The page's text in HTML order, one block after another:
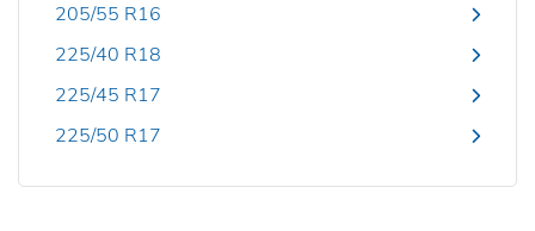
205/55 R16
225/40 R18
225/45 R17
225/50 R17